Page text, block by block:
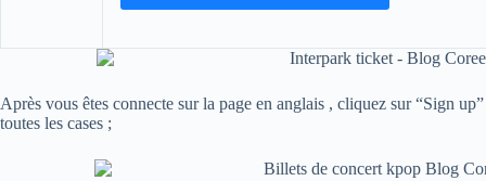
Après vous êtes connecte sur la page en anglais , cliquez sur “Sign
toutes les cases ;